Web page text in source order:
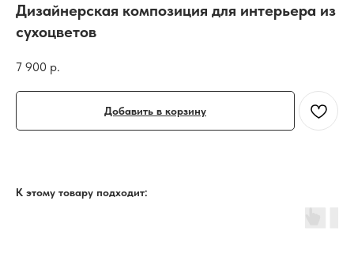
Дизайнерская композиция для интерьера из
сухоцветов
7 900 р.
Добавить в корзину
К этому товару подходит: